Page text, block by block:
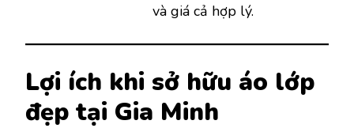
và giá cả hợp lý.
Lợi ích khi sở hữu áo lớp
đẹp tại Gia Minh